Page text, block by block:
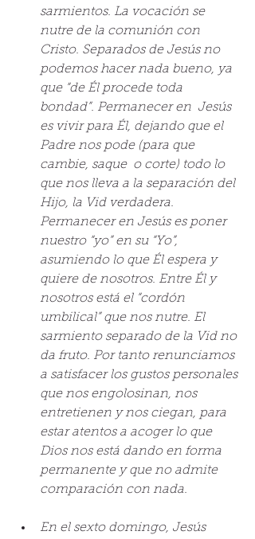
sarmientos. La vocación se
nutre de la comunión con
Cristo. Separados de Jesús no
podemos hacer nada bueno, ya
que “de Él procede toda
bondad”. Permanecer en  Jesús
es vivir para Él, dejando que el
Padre nos pode (para que
cambie, saque  o corte) todo lo
que nos lleva a la separación del
Hijo, la Vid verdadera.
Permanecer en Jesús es poner
nuestro “yo” en su “Yo”,
asumiendo lo que Él espera y
quiere de nosotros. Entre Él y
nosotros está el “cordón
umbilical” que nos nutre. El
sarmiento separado de la Vid no
da fruto. Por tanto renunciamos
a satisfacer los gustos personales
que nos engolosinan, nos
entretienen y nos ciegan, para
estar atentos a acoger lo que
Dios nos está dando en forma
permanente y que no admite
comparación con nada.
En el sexto domingo, Jesús